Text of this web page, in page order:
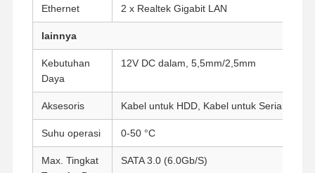
PC Mini POE
NAS Mini PC
Celeron Mini PC
Core Mini PC
PC Mini Kantor
Ethernet 2 x Realtek Gigabit LAN
lainnya
Kebutuhan
Daya
12V DC dalam, 5,5mm/2,5mm
Aksesoris Kabel untuk HDD, Kabel untuk Serial Port
Suhu operasi 0-50 °C
Max. Tingkat
SATA 3.0 (6.0Gb/S)